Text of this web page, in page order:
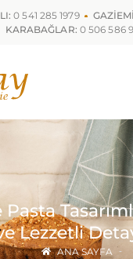
0 541 285 1979
KARABAĞLAR: 0 506 586
Lezzetli
ANA SAYFA